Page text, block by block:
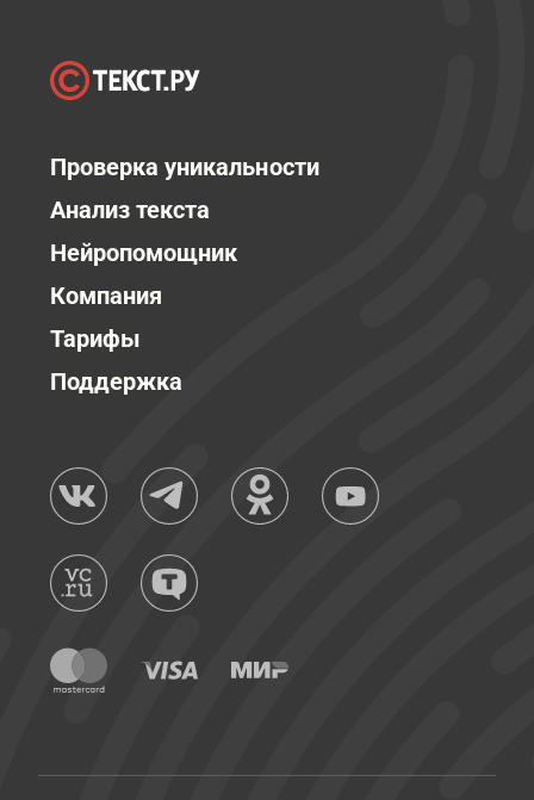
Проверка уникальности
Анализ текста
Нейропомощник
Компания
Тарифы
Поддержка